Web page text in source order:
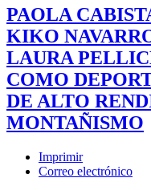
PAOLA
KIKO
LAURA
COMO
DE ALTO
MONTAÑISMO
Imprimir
Correo electrónico